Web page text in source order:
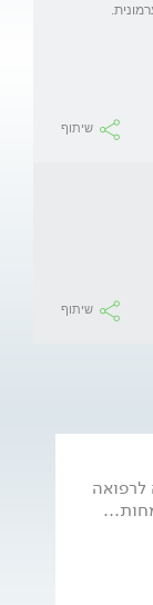
שיתוף
שיתוף
לרפואה